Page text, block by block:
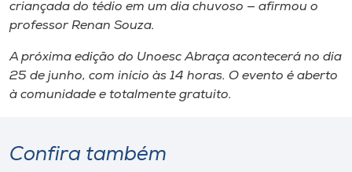
criançada do tédio em um dia chuvoso — afirmou o
professor Renan Souza.
A próxima edição do Unoesc Abraça acontecerá no dia
25 de junho, com início às 14 horas. O evento é aberto
à comunidade e totalmente gratuito.
Confira também